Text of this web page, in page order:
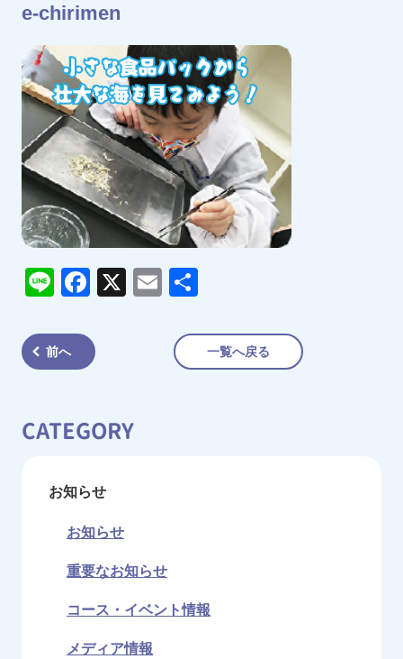
e-chirimen
LineFacebook
X Email
共
前へ 一覧へ戻る
CATEGORY
お知らせ
お知らせ
重要なお知らせ
コース・イベント情報
メディア情報